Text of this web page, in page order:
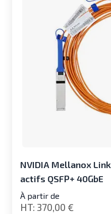
NVIDIA Mellanox
actifs QSFP+ 40GbE
À partir de
370,00 €